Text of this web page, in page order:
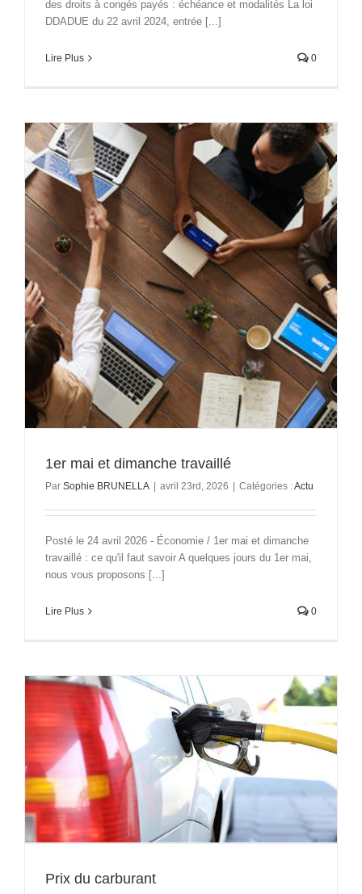
des droits à congés payés : échéance et modalités La loi
DDADUE du 22 avril 2024, entrée [...]
Lire Plus 0
1er mai et dimanche travaillé
Par Sophie BRUNELLA avril 23rd, 2026 Catégories :Actu
Posté le 24 avril 2026 - Économie / 1er mai et dimanche
travaillé : ce qu'il faut savoir A quelques jours du 1er mai,
nous vous proposons [...]
Lire Plus 0
Prix du carburant